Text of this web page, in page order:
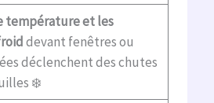
température et les
devant fenêtres ou
déclenchent des chutes
❄️